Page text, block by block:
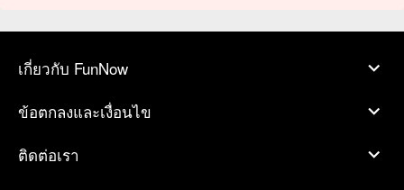
เกี่ยวกับ FunNow
ข้อตกลงและเงื่อนไข
ติดต่อเรา